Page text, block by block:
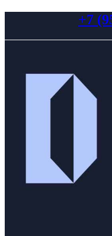
+7